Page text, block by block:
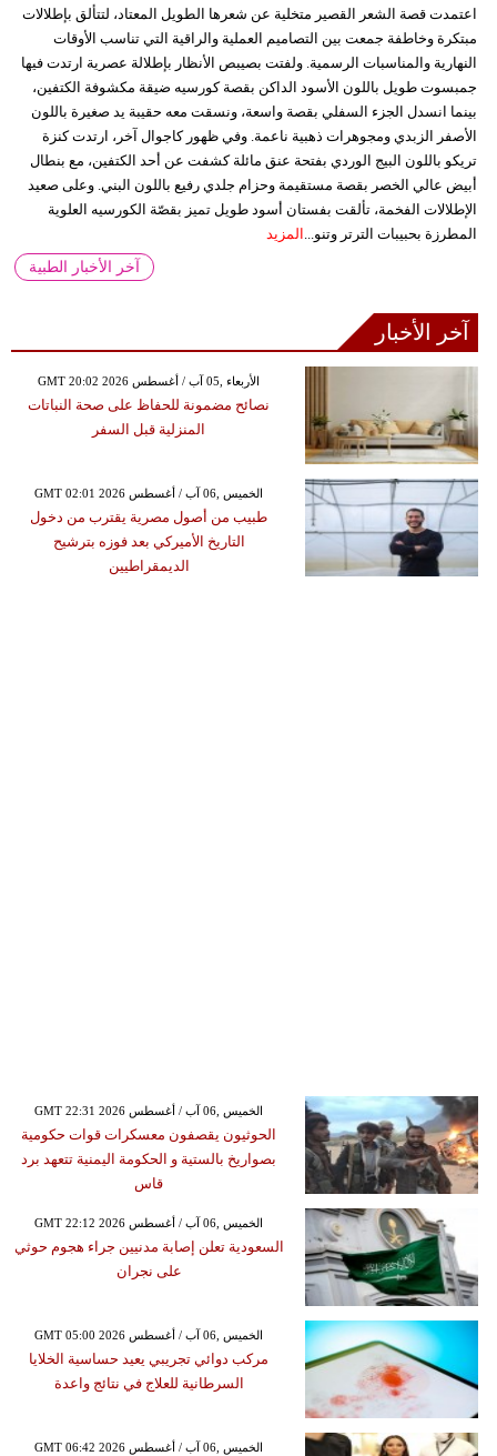
اعتمدت قصة الشعر القصير متخلية عن شعرها الطويل المعتاد، لتتألق بإطلالات
مبتكرة وخاطفة جمعت بين التصاميم العملية والراقية التي تناسب الأوقات
النهارية والمناسبات الرسمية. ولفتت بصيبص الأنظار بإطلالة عصرية ارتدت فيها
جمبسوت طويل باللون الأسود الداكن بقصة كورسيه ضيقة مكشوفة الكتفين،
بينما انسدل الجزء السفلي بقصة واسعة، ونسقت معه حقيبة يد صغيرة باللون
الأصفر الزبدي ومجوهرات ذهبية ناعمة. وفي ظهور كاجوال آخر، ارتدت كنزة
تريكو باللون البيج الوردي بفتحة عنق مائلة كشفت عن أحد الكتفين، مع بنطال
أبيض عالي الخصر بقصة مستقيمة وحزام جلدي رفيع باللون البني. وعلى صعيد
الإطلالات الفخمة، تألقت بفستان أسود طويل تميز بقصّة الكورسيه العلوية
المطرزة بحبيبات الترتر وتنو...
المزيد
آخر الأخبار الطبية
آخر الأخبار
GMT 20:02 2026 الأربعاء ,05 آب / أغسطس
نصائح مضمونة للحفاظ على صحة النباتات
المنزلية قبل السفر
GMT 02:01 2026 الخميس ,06 آب / أغسطس
طبيب من أصول مصرية يقترب من دخول
التاريخ الأميركي بعد فوزه بترشيح
الديمقراطيين
GMT 22:31 2026 الخميس ,06 آب / أغسطس
الحوثيون يقصفون معسكرات قوات حكومية
بصواريخ بالستية و الحكومة اليمنية تتعهد برد
قاس
GMT 22:12 2026 الخميس ,06 آب / أغسطس
السعودية تعلن إصابة مدنيين جراء هجوم حوثي
على نجران
GMT 05:00 2026 الخميس ,06 آب / أغسطس
مركب دوائي تجريبي يعيد حساسية الخلايا
السرطانية للعلاج في نتائج واعدة
GMT 06:42 2026 الخميس ,06 آب / أغسطس